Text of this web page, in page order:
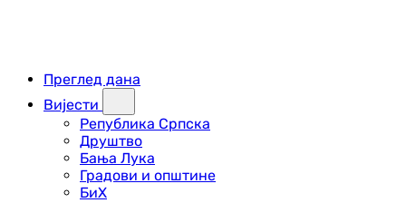
Преглед дана
Вијести
Република Српска
Друштво
Бања Лука
Градови и општине
БиХ